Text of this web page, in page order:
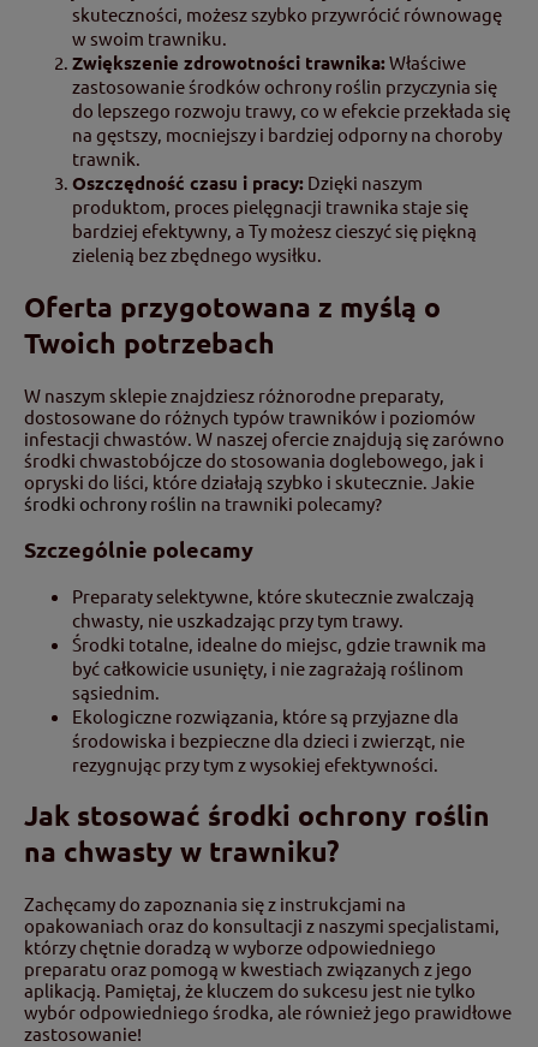
skuteczności, możesz szybko przywrócić równowagę
w swoim trawniku.
Zwiększenie zdrowotności trawnika:Właściwe
zastosowanie środków ochrony roślin przyczynia się
do lepszego rozwoju trawy, co w efekcie przekłada się
na gęstszy, mocniejszy i bardziej odporny na choroby
trawnik.
Oszczędność czasu i pracy: Dzięki naszym
produktom, proces pielęgnacji trawnika staje się
bardziej efektywny, a Ty możesz cieszyć się piękną
zielenią bez zbędnego wysiłku.
Oferta przygotowana z myślą o
Twoich potrzebach
W naszym sklepie znajdziesz różnorodne preparaty,
dostosowane do różnych typów trawników i poziomów
infestacji chwastów. W naszej ofercie znajdują się zarówno
środki chwastobójcze do stosowania doglebowego, jak i
opryski do liści, które działają szybko i skutecznie. Jakie
środki ochrony roślin na trawniki polecamy?
Szczególnie polecamy
Preparaty selektywne, które skutecznie zwalczają
chwasty, nie uszkadzając przy tym trawy.
Środki totalne, idealne do miejsc, gdzie trawnik ma
być całkowicie usunięty, i nie zagrażają roślinom
sąsiednim.
Ekologiczne rozwiązania, które są przyjazne dla
środowiska i bezpieczne dla dzieci i zwierząt, nie
rezygnując przy tym z wysokiej efektywności.
Jak stosować środki ochrony roślin
na chwasty w trawniku?
Zachęcamy do zapoznania się z instrukcjami na
opakowaniach oraz do konsultacji z naszymi specjalistami,
którzy chętnie doradzą w wyborze odpowiedniego
preparatu oraz pomogą w kwestiach związanych z jego
aplikacją. Pamiętaj, że kluczem do sukcesu jest nie tylko
wybór odpowiedniego środka, ale również jego prawidłowe
zastosowanie!